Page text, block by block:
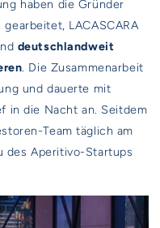
haben die Gründer
LACASCARA
deutschlandweit
. Die Zusammenarbeit
und dauerte mit
in die Nacht an. Seitdem
Team täglich am
des Aperitivo-Startups